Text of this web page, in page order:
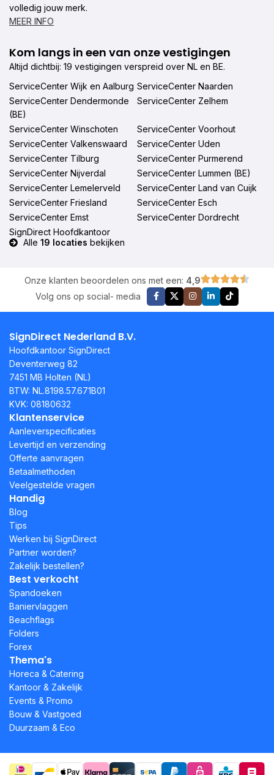
volledig jouw merk.
MEER INFO
Kom langs in een van onze vestigingen
Altijd dichtbij: 19 vestigingen verspreid over NL en BE.
ServiceCenter Wijk en Aalburg ServiceCenter Naarden
ServiceCenter Dendermonde
(BE)
ServiceCenter Zelhem
ServiceCenter Winschoten
ServiceCenter Voorhout
ServiceCenter Valkenswaard
ServiceCenter Uden
ServiceCenter Tilburg
ServiceCenter Purmerend
ServiceCenter Nijverdal
ServiceCenter Lummen (BE)
ServiceCenter Lemelerveld
ServiceCenter Land van Cuijk
ServiceCenter Friesland
ServiceCenter Esch
ServiceCenter Emst
ServiceCenter Dordrecht
SignDirect Hoofdkantoor
Alle 19 locaties bekijken
Onze klanten beoordelen ons met een: 4,9
Volg ons op social- media
SignDirect Nederland B.V.
Hoofdkantoor SignDirect
Deventerweg 82
7451 MB Holten (NL)
BTW: NL.8198.57.671B01
KVK: 08180632
Klantenservice
Aanleverspecificaties
Levertijd en verzending
Offerte aanvragen
Betaalmethoden
Veelgestelde vragen
Handig
Blog
Tips
Werken bij SignDirect
Partner worden?
Zakelijk bestellen?
Best verkocht
Spandoeken
Baniervlaggen
Beachflags
Folders
Forex
Thema's
Horeca & Catering
Kantoor & Zakelijk
Events & Promo
Bouw & Vastgoed
Duurzaam & Eco